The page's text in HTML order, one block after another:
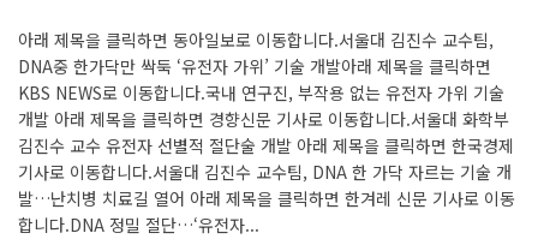
아래 제목을 클릭하면 동아일보로 이동합니다.서울대 김진수 교수팀,
DNA중 한가닥만 싹둑 ‘유전자 가위’ 기술 개발아래 제목을 클릭하면
KBS NEWS로 이동합니다.국내 연구진, 부작용 없는 유전자 가위 기술
개발 아래 제목을 클릭하면 경향신문 기사로 이동합니다.서울대 화학부
김진수 교수 유전자 선별적 절단술 개발 아래 제목을 클릭하면 한국경제
기사로 이동합니다.서울대 김진수 교수팀, DNA 한 가닥 자르는 기술 개
발…난치병 치료길 열어 아래 제목을 클릭하면 한겨레 신문 기사로 이동
합니다.DNA 정밀 절단…‘유전자...